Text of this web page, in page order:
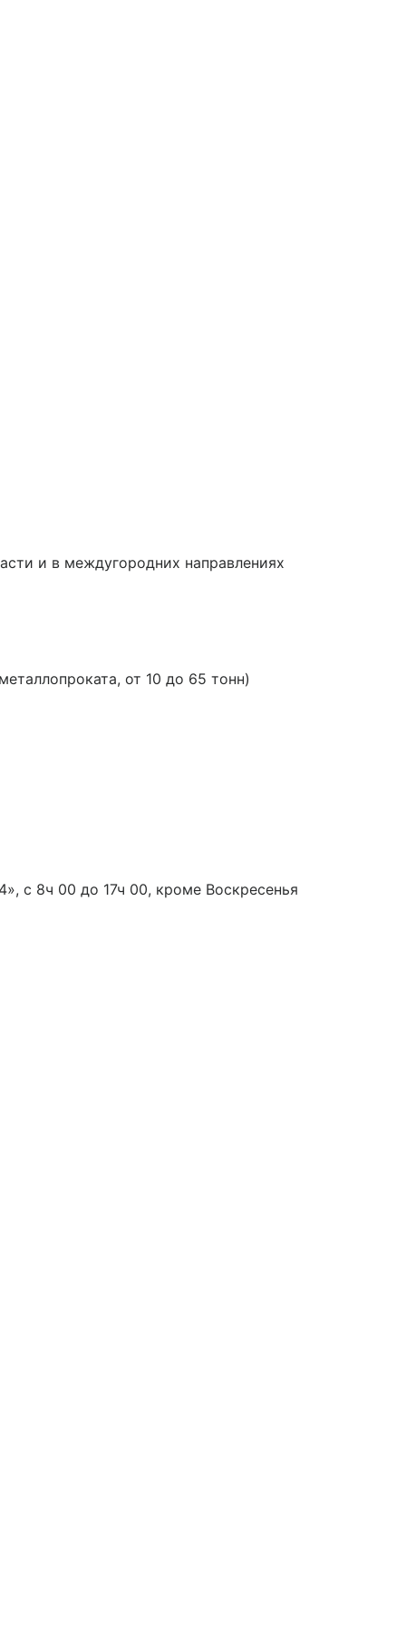
и в междугородних направлениях
от 10 до 65 тонн)
с 8ч 00 до 17ч 00, кроме Воскресенья